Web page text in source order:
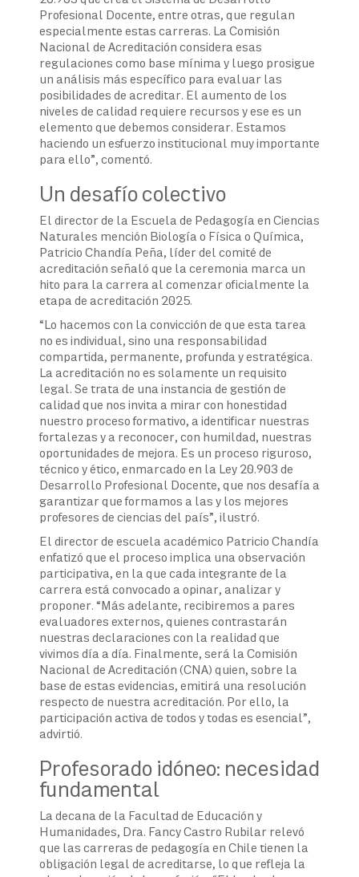
Profesional Docente, entre otras, que regulan
especialmente estas carreras. La Comisión
Nacional de Acreditación considera esas
regulaciones como base mínima y luego prosigue
un análisis más específico para evaluar las
posibilidades de acreditar. El aumento de los
niveles de calidad requiere recursos y ese es un
elemento que debemos considerar. Estamos
haciendo un esfuerzo institucional muy importante
para ello”, comentó.
Un desafío colectivo
El director de la Escuela de Pedagogía en Ciencias
Naturales mención Biología o Física o Química,
Patricio Chandía Peña, líder del comité de
acreditación señaló que la ceremonia marca un
hito para la carrera al comenzar oficialmente la
etapa de acreditación 2025.
“Lo hacemos con la convicción de que esta tarea
no es individual, sino una responsabilidad
compartida, permanente, profunda y estratégica.
La acreditación no es solamente un requisito
legal. Se trata de una instancia de gestión de
calidad que nos invita a mirar con honestidad
nuestro proceso formativo, a identificar nuestras
fortalezas y a reconocer, con humildad, nuestras
oportunidades de mejora. Es un proceso riguroso,
técnico y ético, enmarcado en la Ley 20.903 de
Desarrollo Profesional Docente, que nos desafía a
garantizar que formamos a las y los mejores
profesores de ciencias del país”, ilustró.
El director de escuela académico Patricio Chandía
enfatizó que el proceso implica una observación
participativa, en la que cada integrante de la
carrera está convocado a opinar, analizar y
proponer. “Más adelante, recibiremos a pares
evaluadores externos, quienes contrastarán
nuestras declaraciones con la realidad que
vivimos día a día. Finalmente, será la Comisión
Nacional de Acreditación (CNA) quien, sobre la
base de estas evidencias, emitirá una resolución
respecto de nuestra acreditación. Por ello, la
participación activa de todos y todas es esencial”,
advirtió.
Profesorado idóneo: necesidad
fundamental
La decana de la Facultad de Educación y
Humanidades, Dra. Fancy Castro Rubilar relevó
que las carreras de pedagogía en Chile tienen la
obligación legal de acreditarse, lo que refleja la